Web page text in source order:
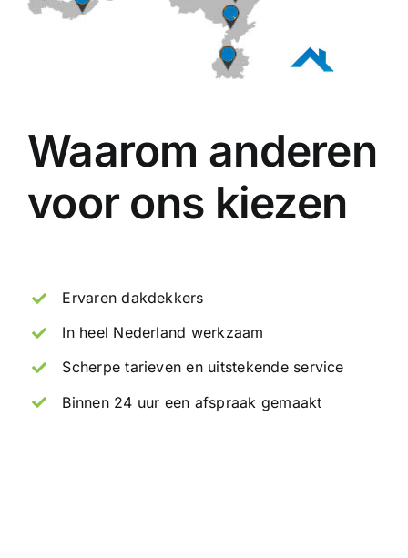
Waarom anderen
voor ons kiezen
Ervaren dakdekkers
In heel Nederland werkzaam
Scherpe tarieven en uitstekende service
Binnen 24 uur een afspraak gemaakt